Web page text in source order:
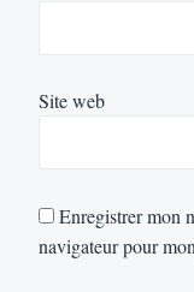
Site web
Enregistrer mon
navigateur pour